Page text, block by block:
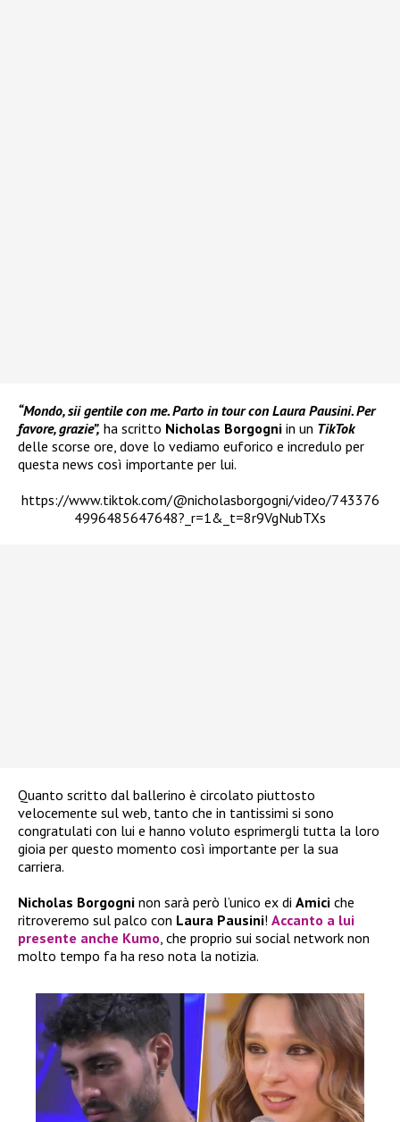
“Mondo, sii gentile con me. Parto in tour con Laura Pausini. Per
favore, grazie”, ha scritto Nicholas Borgogni in un TikTok
delle scorse ore, dove lo vediamo euforico e incredulo per
questa news così importante per lui.
https://www.tiktok.com/@nicholasborgogni/video/743376
4996485647648?_r=1&_t=8r9VgNubTXs
Quanto scritto dal ballerino è circolato piuttosto
velocemente sul web, tanto che in tantissimi si sono
congratulati con lui e hanno voluto esprimergli tutta la loro
gioia per questo momento così importante per la sua
carriera.
Nicholas Borgogni non sarà però l’unico ex di Amici che
ritroveremo sul palco con Laura Pausini! Accanto a lui
presente anche Kumo , che proprio sui social network non
molto tempo fa ha reso nota la notizia.